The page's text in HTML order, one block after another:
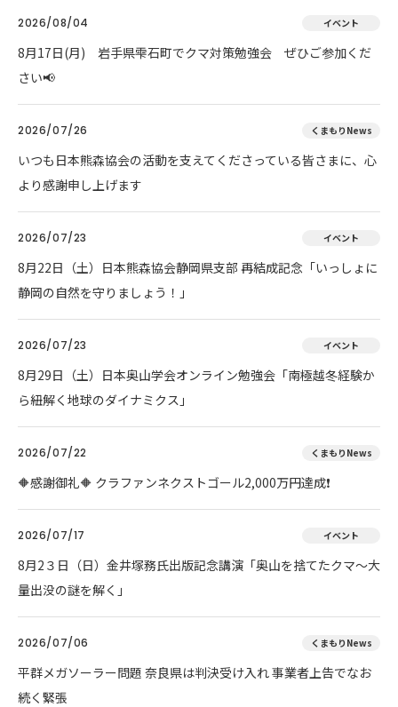
2026/08/04 イベント
8月17日(月) 岩手県雫石町でクマ対策勉強会 ぜひご参加くだ
さい📢
2026/07/26 くまもりNews
いつも日本熊森協会の活動を支えてくださっている皆さまに、心
より感謝申し上げます
2026/07/23 イベント
8月22日（土）日本熊森協会静岡県支部 再結成記念「いっしょに
静岡の自然を守りましょう！」
2026/07/23 イベント
8月29日（土）日本奥山学会オンライン勉強会「南極越冬経験か
ら紐解く地球のダイナミクス」
2026/07/22 くまもりNews
🔶感謝御礼🔶 クラファンネクストゴール2,000万円達成❗
2026/07/17 イベント
8月2３日（日）金井塚務氏出版記念講演「奥山を捨てたクマ～大
量出没の謎を解く」
2026/07/06 くまもりNews
平群メガソーラー問題 奈良県は判決受け入れ 事業者上告でなお
続く緊張